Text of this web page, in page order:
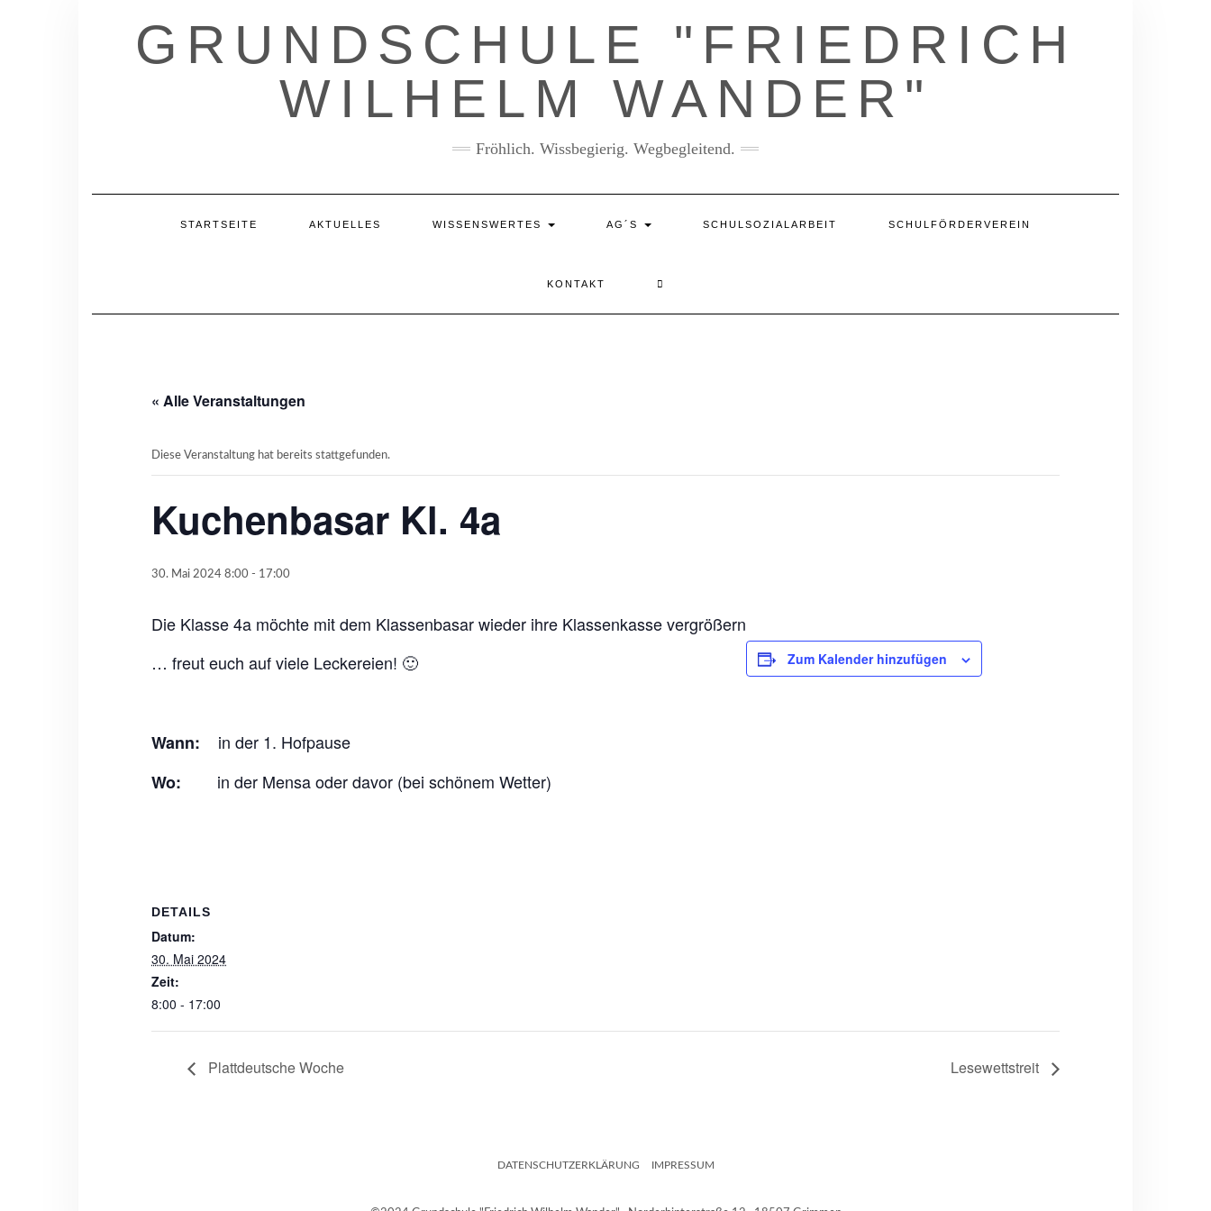
GRUNDSCHULE "FRIEDRICH
WILHELM WANDER"
Fröhlich. Wissbegierig. Wegbegleitend.
STARTSEITE AKTUELLES WISSENSWERTES AG´S SCHULSOZIALARBEIT SCHULFÖRDERVEREIN
KONTAKT
« Alle Veranstaltungen
Diese Veranstaltung hat bereits stattgefunden.
Kuchenbasar Kl. 4a
30. Mai 2024 8:00 - 17:00
Die Klasse 4a möchte mit dem Klassenbasar wieder ihre Klassenkasse vergrößern
… freut euch auf viele Leckereien! 🙂
Wann:
in der 1. Hofpause
Wo:
in der Mensa oder davor (bei schönem Wetter)
Zum Kalender hinzufügen
DETAILS
Datum:
30. Mai 2024
Zeit:
8:00 - 17:00
Plattdeutsche Woche Lesewettstreit
DATENSCHUTZERKLÄRUNG IMPRESSUM